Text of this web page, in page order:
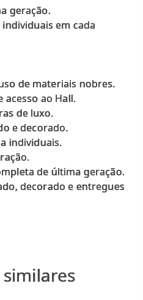
geração.
em cada
de materiais nobres.
acesso ao Hall.
de luxo.
e decorado.
individuais.
de última geração.
decorado e entregues